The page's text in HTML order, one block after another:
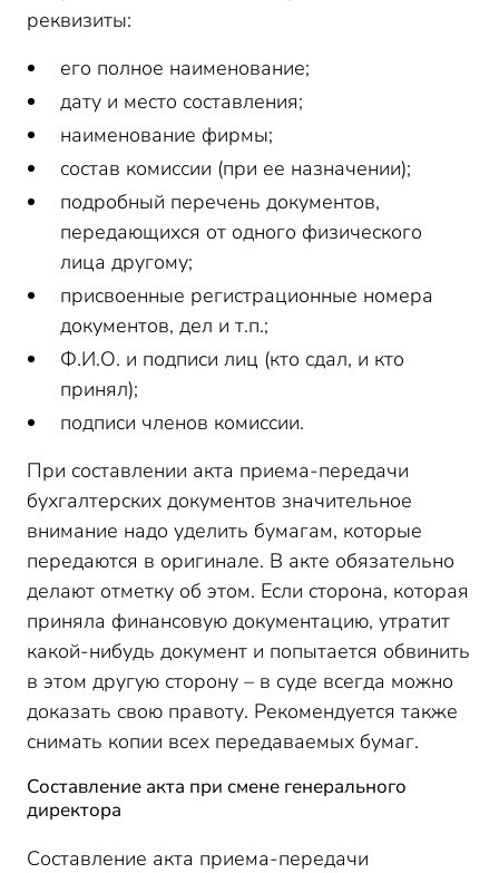
реквизиты:
его полное наименование;
дату и место составления;
наименование фирмы;
состав комиссии (при ее назначении);
подробный перечень документов,
передающихся от одного физического
лица другому;
присвоенные регистрационные номера
документов, дел и т.п.;
Ф.И.О. и подписи лиц (кто сдал, и кто
принял);
подписи членов комиссии.
При составлении акта приема-передачи
бухгалтерских документов значительное
внимание надо уделить бумагам, которые
передаются в оригинале. В акте обязательно
делают отметку об этом. Если сторона, которая
приняла финансовую документацию, утратит
какой-нибудь документ и попытается обвинить
в этом другую сторону – в суде всегда можно
доказать свою правоту. Рекомендуется также
снимать копии всех передаваемых бумаг.
Составление акта при смене генерального
директора
Составление акта приема-передачи